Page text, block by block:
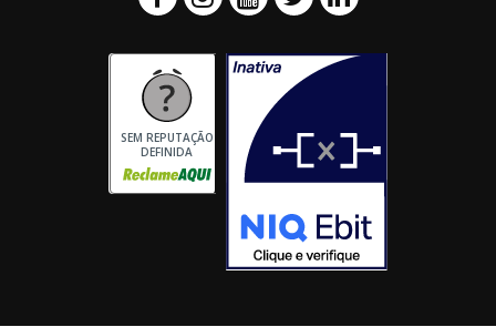
SEM REPUTAÇÃO
DEFINIDA